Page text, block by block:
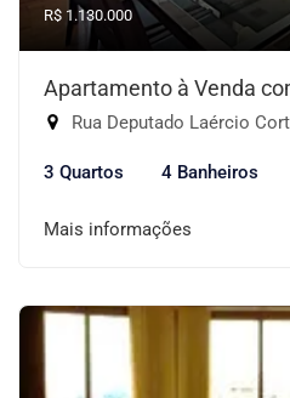
R$ 1.130.000
Apartamento à Venda
Rua Deputado Laércio
3 Quartos 4 Banheiros
Mais informações